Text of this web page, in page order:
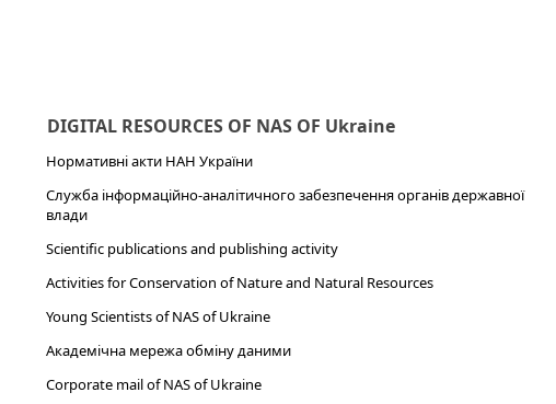
DIGITAL RESOURCES OF NAS OF Ukraine
Нормативні акти НАН України
Служба інформаційно-аналітичного забезпечення органів державної
влади
Scientific publications and publishing activity
Activities for Conservation of Nature and Natural Resources
Young Scientists of NAS of Ukraine
Академічна мережа обміну даними
Corporate mail of NAS of Ukraine